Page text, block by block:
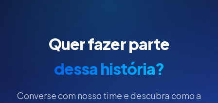
Quer fazer parte
dessa história?
Converse com nosso time e descubra como a